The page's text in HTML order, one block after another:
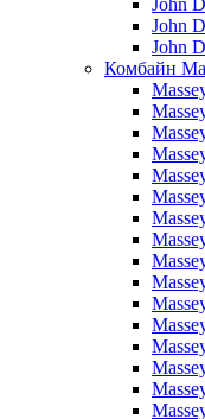
John
John
John
Комбайн